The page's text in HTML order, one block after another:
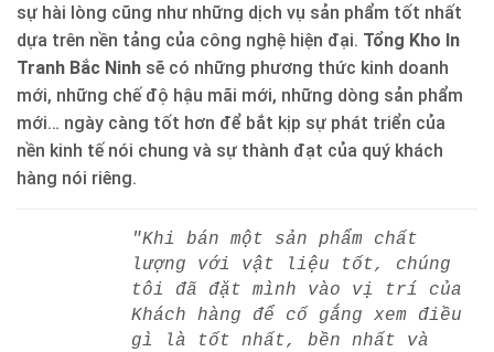
sự hài lòng cũng như những dịch vụ sản phẩm tốt nhất
dựa trên nền tảng của công nghệ hiện đại. Tổng Kho In
Tranh Bắc Ninh sẽ có những phương thức kinh doanh
mới, những chế độ hậu mãi mới, những dòng sản phẩm
mới… ngày càng tốt hơn để bắt kịp sự phát triển của
nền kinh tế nói chung và sự thành đạt của quý khách
hàng nói riêng.
"Khi bán một sản phẩm chất
lượng với vật liệu tốt, chúng
tôi đã đặt mình vào vị trí của
Khách hàng để cố gắng xem điều
gì là tốt nhất, bền nhất và